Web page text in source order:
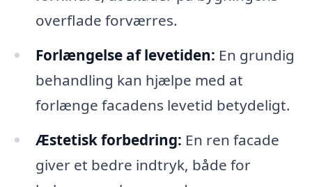
overflade forværres.
Forlængelse af levetiden: En grundig
behandling kan hjælpe med at
forlænge facadens levetid betydeligt.
Æstetisk forbedring: En ren facade
giver et bedre indtryk, både for